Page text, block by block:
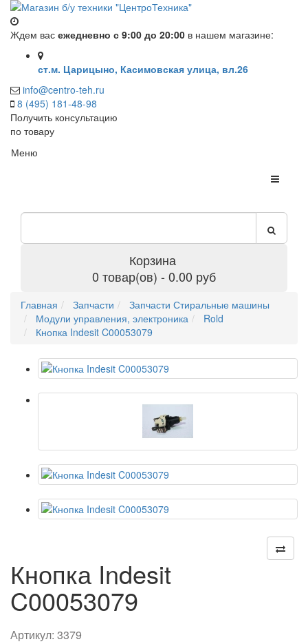
Ждем вас ежедневно с 9:00 до 20:00 в нашем магазине:
ст.м. Царицыно, Касимовская улица, вл.26
info@centro-teh.ru
8 (495) 181-48-98
Получить консультацию
по товару
Меню
Корзина
0 товар(ов) - 0.00 руб
Главная Запчасти
Запчасти Стиральные машины
Модули управления, электроника
Rold
Кнопка Indesit C00053079
Кнопка Indesit
C00053079
Артикул: 3379